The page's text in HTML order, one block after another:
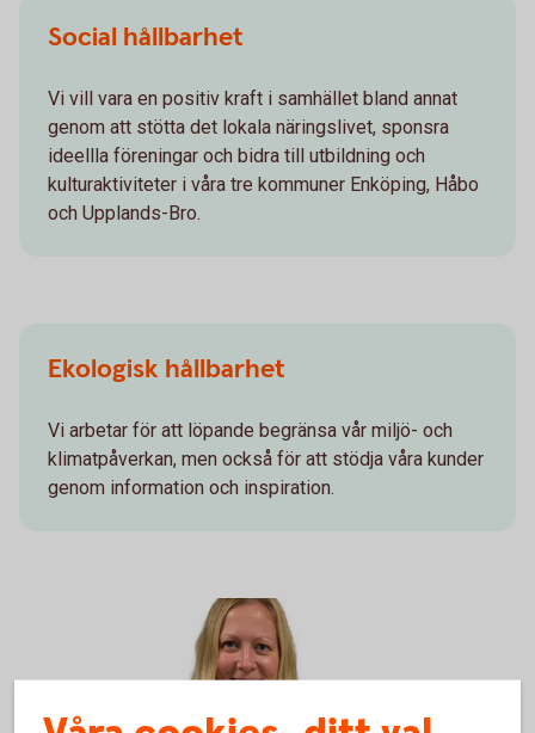
Social hållbarhet
Vi vill vara en positiv kraft i samhället bland annat
genom att stötta det lokala näringslivet, sponsra
ideellla föreningar och bidra till utbildning och
kulturaktiviteter i våra tre kommuner Enköping, Håbo
och Upplands-Bro.
Ekologisk hållbarhet
Vi arbetar för att löpande begränsa vår miljö- och
klimatpåverkan, men också för att stödja våra kunder
genom information och inspiration.